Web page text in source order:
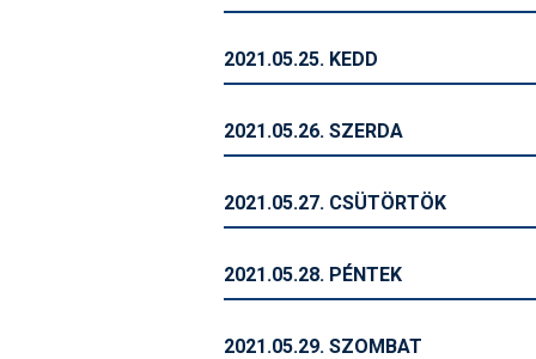
2021.05.25. KEDD
2021.05.26. SZERDA
2021.05.27. CSÜTÖRTÖK
2021.05.28. PÉNTEK
2021.05.29. SZOMBAT